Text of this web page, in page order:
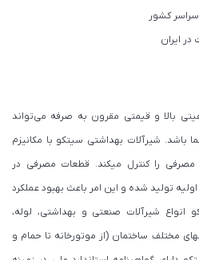
کشور
در ایران
با کیفیتی بالا و قیمتی مقرون به صرفه می‌‌تواند
باشد. شیرآلات بهداشتی سیتکو با مکانیزم
مصرفی را کنترل میکند. قطعات مصرفی در
تولید شده و این امر باعث بهبود عملکرد
شیرآلات صنعتی و بهداشتی، لوله،
مختلف ساختمان (از موتورخانه تا حمام و